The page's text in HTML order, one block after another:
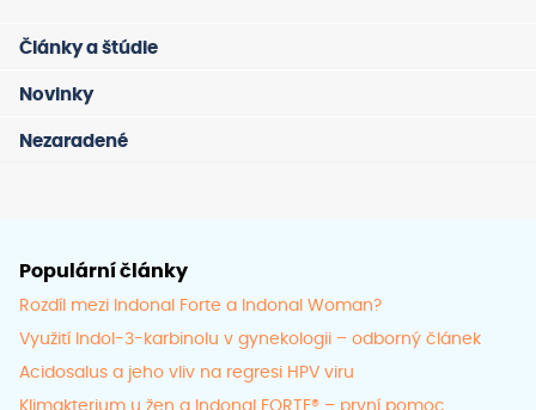
Články a štúdie
Novinky
Nezaradené
Populární články
Rozdíl mezi Indonal Forte a Indonal Woman?
Využití Indol-3-karbinolu v gynekologii – odborný článek
Acidosalus a jeho vliv na regresi HPV viru
Klimakterium u žen a Indonal FORTE® – první pomoc